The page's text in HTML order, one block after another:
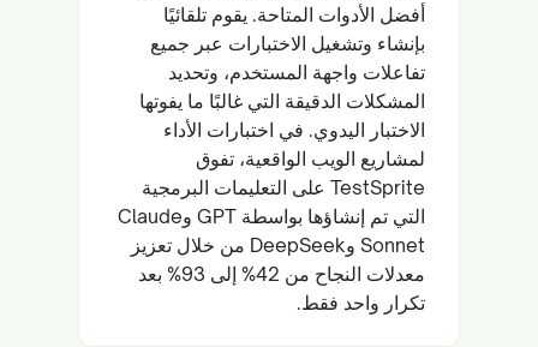
أفضل الأدوات المتاحة. يقوم تلقائيًا
بإنشاء وتشغيل الاختبارات عبر جميع
تفاعلات واجهة المستخدم، وتحديد
المشكلات الدقيقة التي غالبًا ما يفوتها
الاختبار اليدوي. في اختبارات الأداء
لمشاريع الويب الواقعية، تفوق
TestSprite على التعليمات البرمجية
التي تم إنشاؤها بواسطة GPT وClaude
Sonnet وDeepSeek من خلال تعزيز
معدلات النجاح من 42% إلى 93% بعد
تكرار واحد فقط.